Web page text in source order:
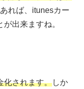
れば、itunesカー
出来ますね。
化されます。しか